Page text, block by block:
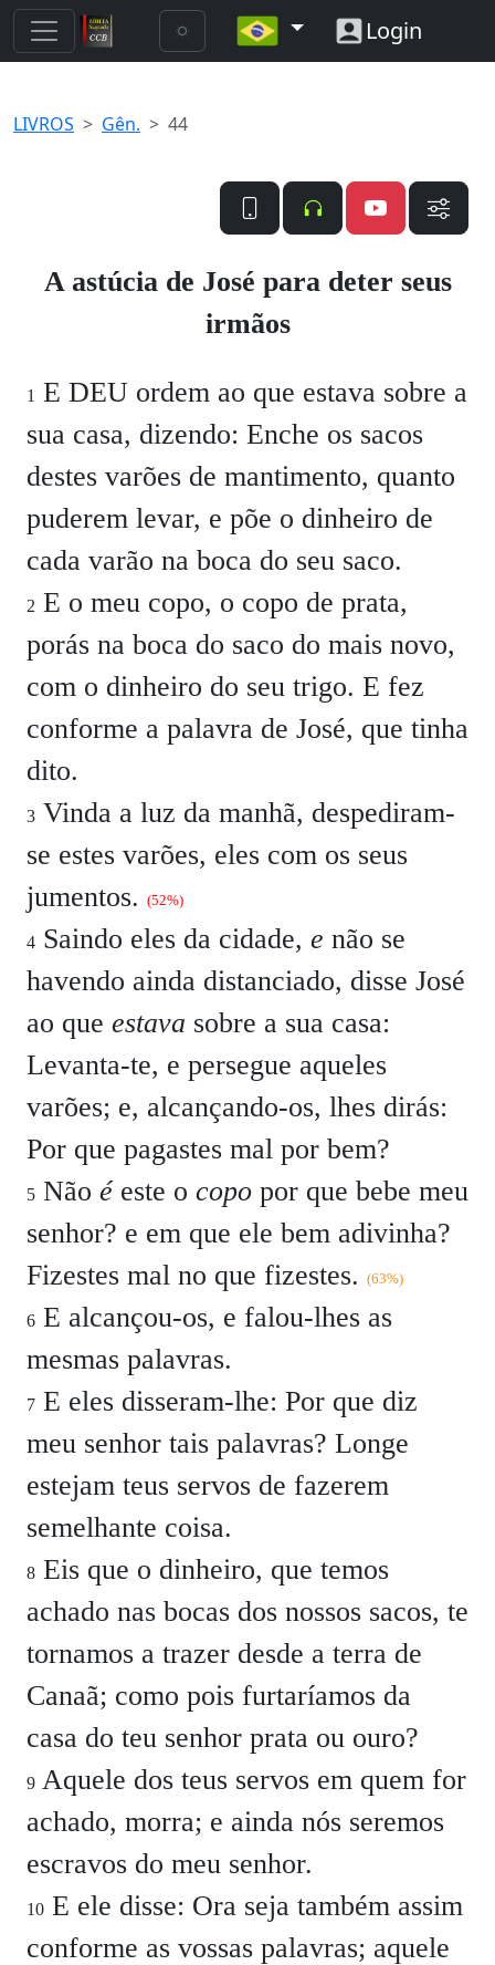
Login
LIVROS Gên. 44
A astúcia de José para deter seus
irmãos
1 E DEU ordem ao que estava sobre a
sua casa, dizendo: Enche os sacos
destes varões de mantimento, quanto
puderem levar, e põe o dinheiro de
cada varão na boca do seu saco.
2 E o meu copo, o copo de prata,
porás na boca do saco do mais novo,
com o dinheiro do seu trigo. E fez
conforme a palavra de José, que tinha
dito.
3 Vinda a luz da manhã, despediram-
se estes varões, eles com os seus
jumentos. (52%)
4 Saindo eles da cidade, e não se
havendo ainda distanciado, disse José
ao que estava sobre a sua casa:
Levanta-te, e persegue aqueles
varões; e, alcançando-os, lhes dirás:
Por que pagastes mal por bem?
5 Não éeste o copo por que bebe meu
senhor? e em que ele bem adivinha?
Fizestes mal no que fizestes. (63%)
6 E alcançou-os, e falou-lhes as
mesmas palavras.
7 E eles disseram-lhe: Por que diz
meu senhor tais palavras? Longe
estejam teus servos de fazerem
semelhante coisa.
8 Eis que o dinheiro, que temos
achado nas bocas dos nossos sacos, te
tornamos a trazer desde a terra de
Canaã; como pois furtaríamos da
casa do teu senhor prata ou ouro?
9 Aquele dos teus servos em quem for
achado, morra; e ainda nós seremos
escravos do meu senhor.
10 E ele disse: Ora seja também assim
conforme as vossas palavras; aquele